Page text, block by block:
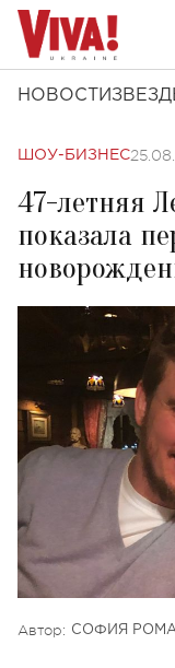
НОВОСТИ
ШОУ-БИЗНЕС
47-летняя
показала
Автор: СОФИЯ